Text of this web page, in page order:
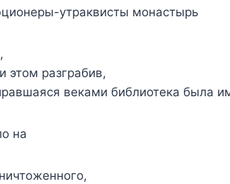
утраквисты монастырь
этом разграбив,
веками библиотека была
на